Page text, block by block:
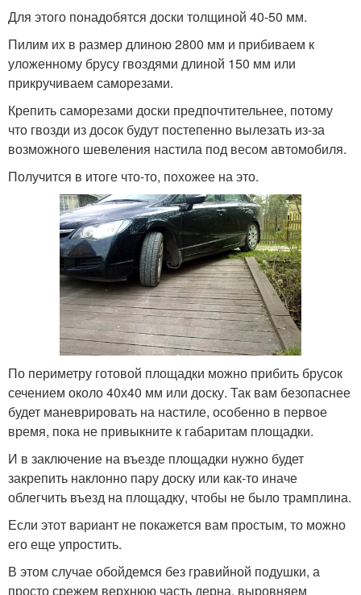
Для этого понадобятся доски толщиной 40-50 мм.
Пилим их в размер длиною 2800 мм и прибиваем к
уложенному брусу гвоздями длиной 150 мм или
прикручиваем саморезами.
Крепить саморезами доски предпочтительнее, потому
что гвозди из досок будут постепенно вылезать из-за
возможного шевеления настила под весом автомобиля.
Получится в итоге что-то, похожее на это.
По периметру готовой площадки можно прибить брусок
сечением около 40х40 мм или доску. Так вам безопаснее
будет маневрировать на настиле, особенно в первое
время, пока не привыкните к габаритам площадки.
И в заключение на въезде площадки нужно будет
закрепить наклонно пару доску или как-то иначе
облегчить въезд на площадку, чтобы не было трамплина.
Если этот вариант не покажется вам простым, то можно
его еще упростить.
В этом случае обойдемся без гравийной подушки, а
просто срежем верхнюю часть дерна, выровняем